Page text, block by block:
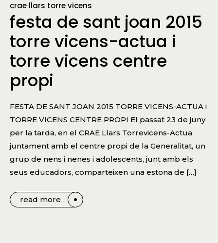
crae llars torre vicens
festa de sant joan 2015
torre vicens-actua i
torre vicens centre
propi
FESTA DE SANT JOAN 2015 TORRE VICENS-ACTUA i
TORRE VICENS CENTRE PROPI El passat 23 de juny
per la tarda, en el CRAE Llars Torrevicens-Actua
juntament amb el centre propi de la Generalitat, un
grup de nens i nenes i adolescents, junt amb els
seus educadors, comparteixen una estona de […]
read more